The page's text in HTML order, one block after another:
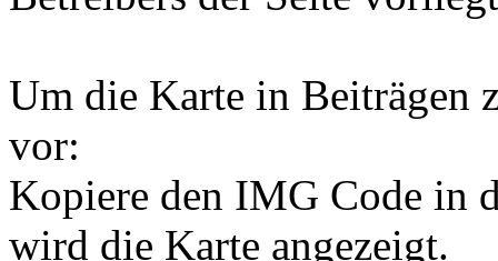
Um die Karte in Beiträgen
vor:
Kopiere den IMG Code in
wird die Karte angezeigt.